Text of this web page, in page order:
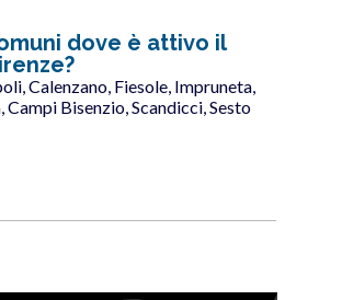
dove è attivo il
Calenzano, Fiesole, Impruneta,
Campi Bisenzio, Scandicci, Sesto